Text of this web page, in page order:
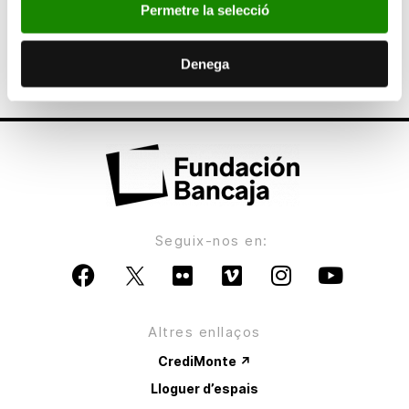
Permetre la selecció
Denega
Fundación Bancaja presenta la exposición
retrospectiva Valdés. Una visión personal
Seguix-nos en:
Altres enllaços
CrediMonte ↗
Lloguer d’espais